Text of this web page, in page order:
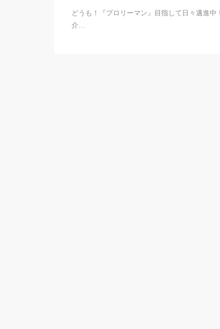
どうも！『プロリーマン』目指して日々邁進
介…